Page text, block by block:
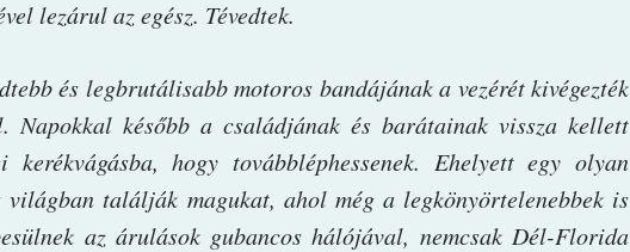
lezárul az egész. Tévedtek.
és legbrutálisabb motoros bandájának a vezérét kivégezték
Napokkal később a családjának és barátainak vissza kellett
hogy továbbléphessenek. Ehelyett egy olyan
világban találják magukat, ahol még a legkönyörtelenebbek is
az árulások gubancos hálójával, nemcsak Dél-Florida